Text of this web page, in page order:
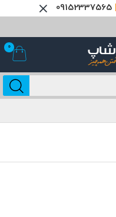
09152337565
0